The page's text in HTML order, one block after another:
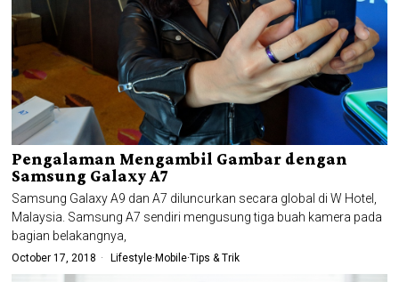
Pengalaman Mengambil Gambar dengan
Samsung Galaxy A7
Samsung Galaxy A9 dan A7 diluncurkan secara global di W Hotel,
Malaysia. Samsung A7 sendiri mengusung tiga buah kamera pada
bagian belakangnya,
October 17, 2018 Lifestyle·Mobile·Tips & Trik